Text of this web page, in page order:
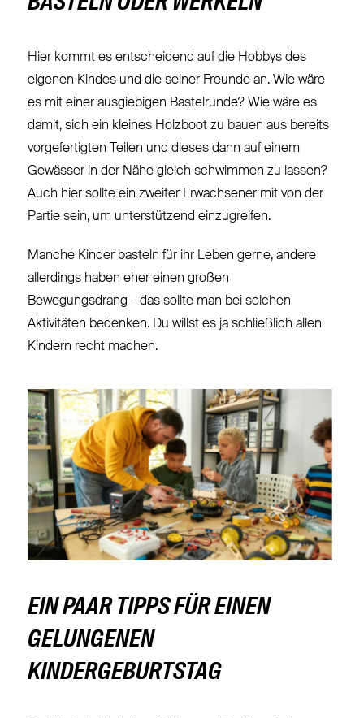
Hier kommt es entscheidend auf die Hobbys des
eigenen Kindes und die seiner Freunde an. Wie wäre
es mit einer ausgiebigen Bastelrunde? Wie wäre es
damit, sich ein kleines Holzboot zu bauen aus bereits
vorgefertigten Teilen und dieses dann auf einem
Gewässer in der Nähe gleich schwimmen zu lassen?
Auch hier sollte ein zweiter Erwachsener mit von der
Partie sein, um unterstützend einzugreifen.
Manche Kinder basteln für ihr Leben gerne, andere
allerdings haben eher einen großen
Bewegungsdrang – das sollte man bei solchen
Aktivitäten bedenken. Du willst es ja schließlich allen
Kindern recht machen.
EIN PAAR TIPPS FÜR EINEN
GELUNGENEN
KINDERGEBURTSTAG